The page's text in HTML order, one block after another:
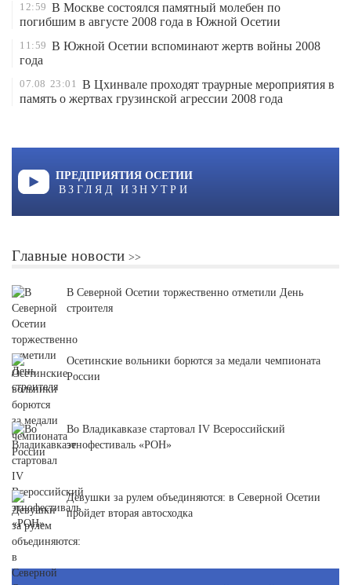
12:59 В Москве состоялся памятный молебен по
погибшим в августе 2008 года в Южной Осетии
11:59 В Южной Осетии вспоминают жертв войны 2008
года
07.08 23:01 В Цхинвале проходят траурные мероприятия в
память о жертвах грузинской агрессии 2008 года
ПРЕДПРИЯТИЯ ОСЕТИИ
ВЗГЛЯД ИЗНУТРИ
Главные новости
В Северной Осетии торжественно отметили День
строителя
Осетинские вольники борются за медали чемпионата
России
Во Владикавказе стартовал IV Всероссийский
этнофестиваль «РОН»
Девушки за рулем объединяются: в Северной Осетии
пройдет вторая автосходка